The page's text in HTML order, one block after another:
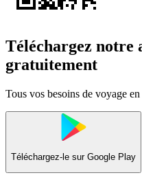
Téléchargez notre
gratuitement
Tous vos besoins de voyage
Téléchargez-le sur Google Play